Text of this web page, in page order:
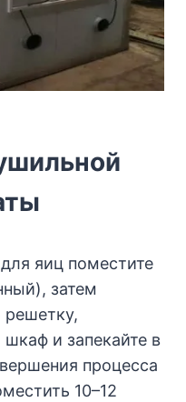
яиц поместите
затем
решетку,
и запекайте в
процесса
10–12